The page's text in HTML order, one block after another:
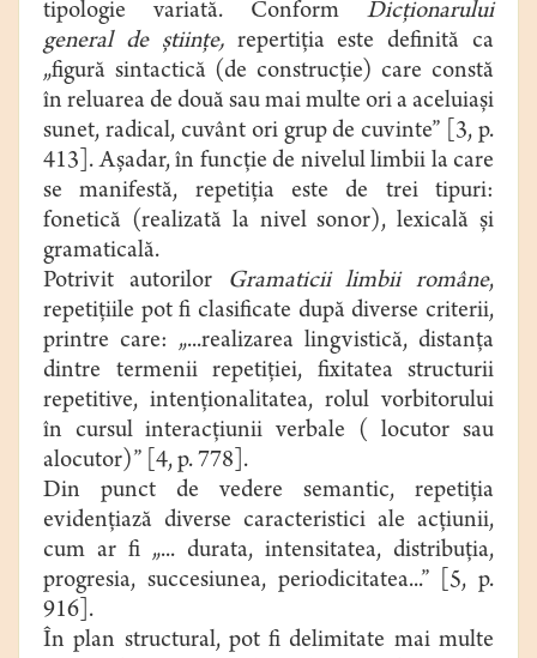
tipologie variată. Conform Dicţionarului
general de ştiinţe,repertiţia este definită ca
„figură sintactică (de construcţie) care constă
în reluarea de două sau mai multe ori a aceluiaşi
sunet, radical, cuvânt ori grup de cuvinte” [3, p.
413]. Aşadar, în funcţie de nivelul limbii la care
se manifestă, repetiţia este de trei tipuri:
fonetică (realizată la nivel sonor), lexicală şi
gramaticală.
Potrivit autorilor
Gramaticii limbii române,
repetiţiile pot fi clasificate după diverse criterii,
printre care: „...realizarea lingvistică, distanţa
dintre termenii repetiţiei, fixitatea structurii
repetitive, intenţionalitatea, rolul vorbitorului
în cursul interacţiunii verbale ( locutor sau
alocutor)” [4, p. 778].
Din punct de vedere semantic, repetiţia
evidenţiază diverse caracteristici ale acţiunii,
cum ar fi „... durata, intensitatea, distribuţia,
progresia, succesiunea, periodicitatea...” [5, p.
916].
În plan structural, pot fi delimitate mai multe